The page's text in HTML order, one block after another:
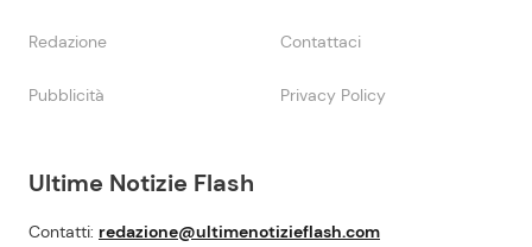
Ultime Notizie Flash
Contatti: redazione@ultimenotizieflash.com
Redazione Contattaci
Pubblicità Privacy Policy